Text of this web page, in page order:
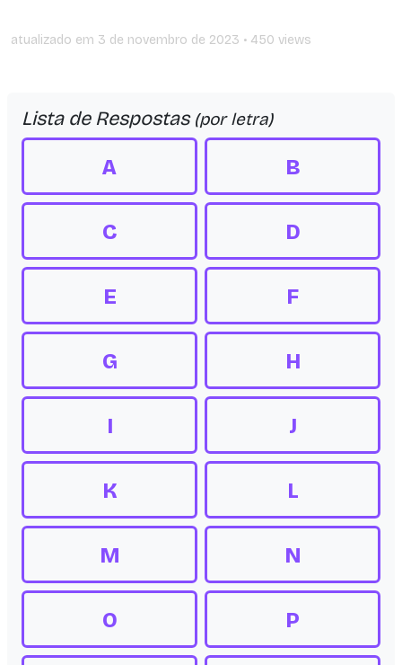
atualizado em 3 de novembro de 2023 • 450 views
Lista de Respostas (por letra)
A B
C D
E F
G H
I J
K L
M N
O P